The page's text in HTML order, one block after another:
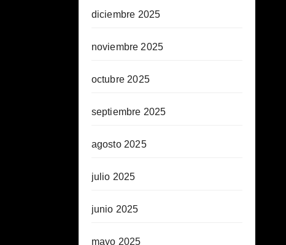
diciembre 2025
noviembre 2025
octubre 2025
septiembre 2025
agosto 2025
julio 2025
junio 2025
mayo 2025